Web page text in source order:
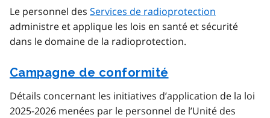
Le personnel des Services de radioprotection
administre et applique les lois en santé et sécurité
dans le domaine de la radioprotection.
Campagne de conformité
Détails concernant les initiatives d’application de la loi
2025-2026 menées par le personnel de l’Unité des